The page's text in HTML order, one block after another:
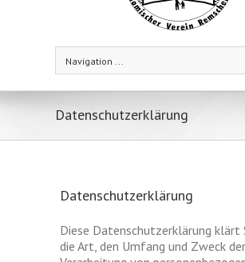
Navigation ...
Datenschutzerklärung
Datenschutzerklärung
Diese Datenschutzerklärung klärt
die Art, den Umfang und Zweck der